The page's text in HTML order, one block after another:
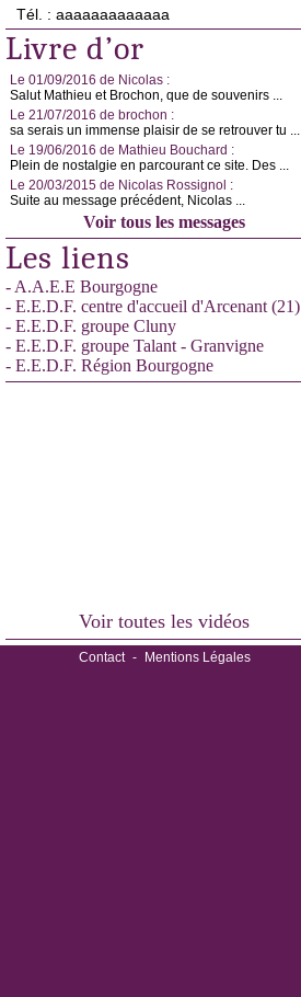
Tél. : aaaaaaaaaaaaa
Livre d’or
Le 01/09/2016 de Nicolas :
Salut Mathieu et Brochon, que de souvenirs ...
Le 21/07/2016 de brochon :
sa serais un immense plaisir de se retrouver tu ...
Le 19/06/2016 de Mathieu Bouchard :
Plein de nostalgie en parcourant ce site. Des ...
Le 20/03/2015 de Nicolas Rossignol :
Suite au message précédent, Nicolas ...
Voir tous les messages
Les liens
- A.A.E.E Bourgogne
- E.E.D.F. centre d'accueil d'Arcenant (21)
- E.E.D.F. groupe Cluny
- E.E.D.F. groupe Talant - Granvigne
- E.E.D.F. Région Bourgogne
Voir toutes les vidéos
Contact - Mentions Légales